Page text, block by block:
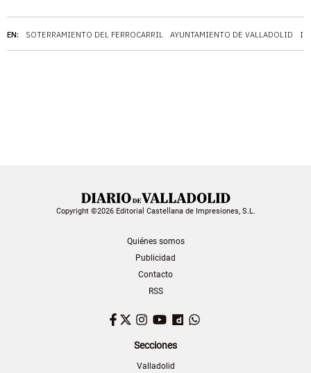
EN: SOTERRAMIENTO DEL FERROCARRIL AYUNTAMIENTO DE VALLADOLID
Copyright ©2026 Editorial Castellana de Impresiones, S.L.
Quiénes somos
Publicidad
Contacto
RSS
Facebook
TwitterInstagram
YouTubeDailymotion
Secciones
Valladolid